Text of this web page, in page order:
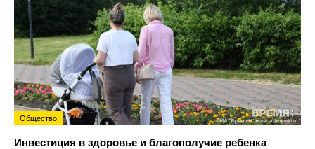
Общество
Инвестиция в здоровье и благополучие ребенка